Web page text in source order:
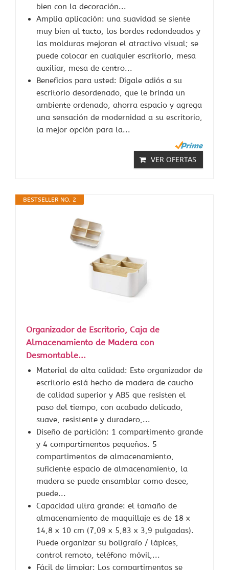
bien con la decoración...
Amplia aplicación: una suavidad se siente
muy bien al tacto, los bordes redondeados y
las molduras mejoran el atractivo visual; se
puede colocar en cualquier escritorio, mesa
auxiliar, mesa de centro...
Beneficios para usted: Dígale adiós a su
escritorio desordenado, que le brinda un
ambiente ordenado, ahorra espacio y agrega
una sensación de modernidad a su escritorio,
la mejor opción para la...
VER OFERTAS
BESTSELLER NO. 2
Organizador de Escritorio, Caja de
Almacenamiento de Madera con
Desmontable...
Material de alta calidad: Este organizador de
escritorio está hecho de madera de caucho
de calidad superior y ABS que resisten el
paso del tiempo, con acabado delicado,
suave, resistente y duradero,...
Diseño de partición: 1 compartimento grande
y 4 compartimentos pequeños. 5
compartimentos de almacenamiento,
suficiente espacio de almacenamiento, la
madera se puede ensamblar como desee,
puede...
Capacidad ultra grande: el tamaño de
almacenamiento de maquillaje es de 18 x
14,8 x 10 cm (7,09 x 5,83 x 3,9 pulgadas).
Puede organizar su bolígrafo / lápices,
control remoto, teléfono móvil,...
Fácil de limpiar: Los compartimentos se